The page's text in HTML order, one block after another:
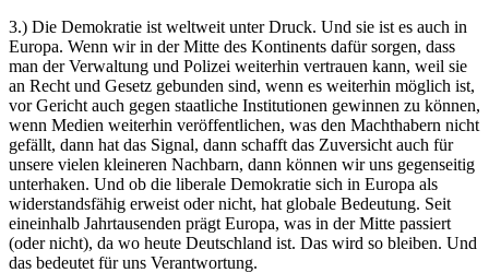
3.) Die Demokratie ist weltweit unter Druck. Und sie ist es auch in
Europa. Wenn wir in der Mitte des Kontinents dafür sorgen, dass
man der Verwaltung und Polizei weiterhin vertrauen kann, weil sie
an Recht und Gesetz gebunden sind, wenn es weiterhin möglich ist,
vor Gericht auch gegen staatliche Institutionen gewinnen zu können,
wenn Medien weiterhin veröffentlichen, was den Machthabern nicht
gefällt, dann hat das Signal, dann schafft das Zuversicht auch für
unsere vielen kleineren Nachbarn, dann können wir uns gegenseitig
unterhaken. Und ob die liberale Demokratie sich in Europa als
widerstandsfähig erweist oder nicht, hat globale Bedeutung. Seit
eineinhalb Jahrtausenden prägt Europa, was in der Mitte passiert
(oder nicht), da wo heute Deutschland ist. Das wird so bleiben. Und
das bedeutet für uns Verantwortung.